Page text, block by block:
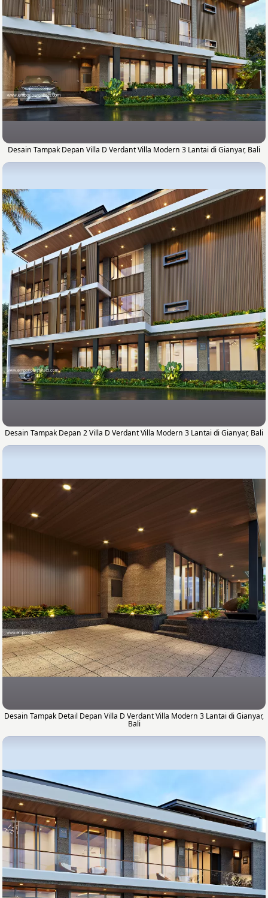
Desain Tampak Depan Villa D Verdant Villa Modern 3 Lantai di Gianyar, Bali
Desain Tampak Depan 2 Villa D Verdant Villa Modern 3 Lantai di Gianyar, Bali
Desain Tampak Detail Depan Villa D Verdant Villa Modern 3 Lantai di Gianyar,
Bali